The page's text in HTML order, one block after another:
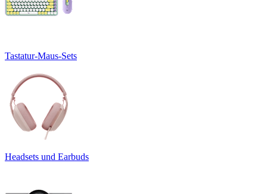
Tastatur-Maus-Sets
Headsets und Earbuds